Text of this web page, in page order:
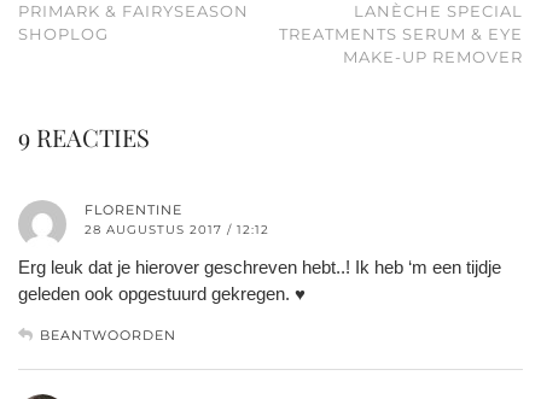
PRIMARK & FAIRYSEASON
SHOPLOG
LANÈCHE SPECIAL
TREATMENTS SERUM & EYE
MAKE-UP REMOVER
9 REACTIES
FLORENTINE
28 AUGUSTUS 2017 / 12:12
Erg leuk dat je hierover geschreven hebt..! Ik heb ‘m een tijdje
geleden ook opgestuurd gekregen. ♥
BEANTWOORDEN